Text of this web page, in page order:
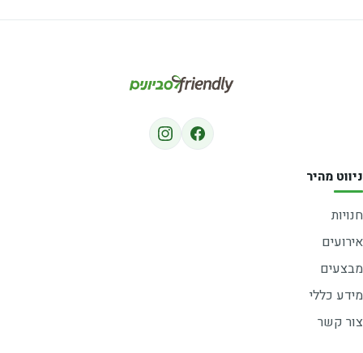
ניווט מהיר
חנויות
אירועים
מבצעים
מידע כללי
צור קשר